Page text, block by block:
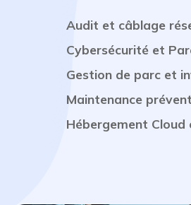
Audit et câblage
Cybersécurité et
Gestion de parc et
Maintenance
Hébergement